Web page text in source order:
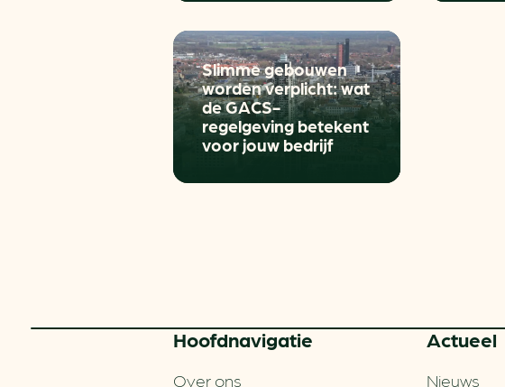
Slimme gebouwen
worden verplicht: wat
de GACS-
regelgeving betekent
voor jouw bedrijf
Hoofd­navigatie
Over ons
Actueel
Nieuws